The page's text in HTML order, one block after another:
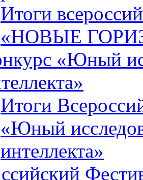
Итоги
«НОВЫЕ
«Юный
Итоги
«Юный
интеллекта»